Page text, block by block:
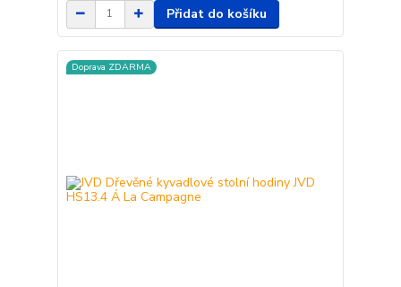
Přidat do košíku
Doprava ZDARMA